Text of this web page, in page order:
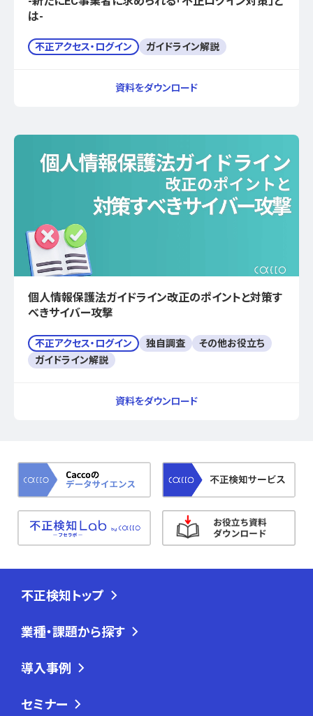
は-
不正アクセス・ログイン ガイドライン解説
資料をダウンロード
個人情報保護法ガイドライン改正のポイントと対策す
べきサイバー攻撃
不正アクセス・ログイン 独自調査
その他お役立ち
ガイドライン解説
資料をダウンロード
不正検知トップ
業種・課題から探す
導入事例
セミナー